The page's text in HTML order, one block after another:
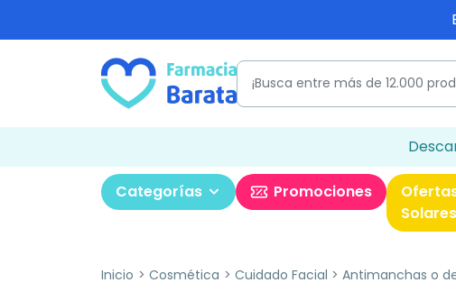
Categorías Promociones
Solares
Inicio Cosmética Cuidado Facial Antimanchas o